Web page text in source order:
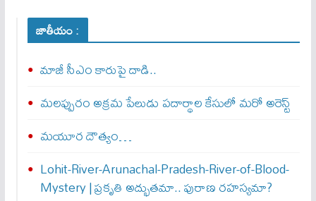
జాతీయం :
మాజీ సీఎం కారుపై దాడి..
మలప్పురం అక్రమ పేలుడు పదార్థాల కేసులో మరో అరెస్ట్‌
మయూర దౌత్యం…
Lohit-River-Arunachal-Pradesh-River-of-Blood-
Mystery | ప్రకృతి అద్భుతమా.. పురాణ రహస్యమా?